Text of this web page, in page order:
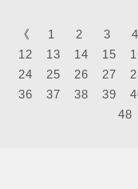
酪
疫
是
《 1 2 3 4
12
13 14 15
24
25 26 27
36
37 38 39
48